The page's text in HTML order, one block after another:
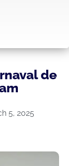
de
5, 2025